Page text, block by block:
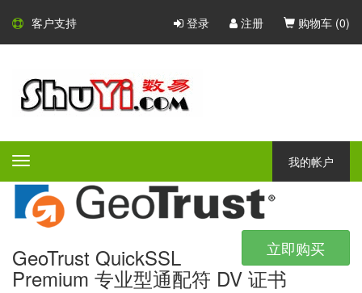
客户支持 登录 注册 购物车 (0)
Toggle
navigation
我的帐户
GeoTrust SSL 证书
150 多个国家超过 50 万用户在
使用 GeoTrust SSL 证书
的任何公司或组织。
立即购买
GeoTrust QuickSSL
Premium 专业型通配符 DV 证书